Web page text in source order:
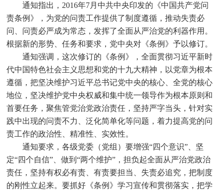
通知指出， 2016年7月中共中央印发的《中国共产党问
责条例》，为党的问责工作提供了制度遵循，推动失责必
问、问责必严成为常态，发挥了全面从严治党的利器作用。
根据新的形势、任务和要求，党中央对《条例》予以修订。
通知强调，这次修订的《条例》，全面贯彻习近平新时
代中国特色社会主义思想和党的十九大精神，以党章为根本
遵循，把坚决维护习近平总书记党中央的核心、全党的核心
地位，坚决维护党中央权威和集中统一领导作为根本原则和
首要任务，聚焦管党治党政治责任，坚持严字当头，针对实
践中出现的问责不力、泛化简单化等问题，着力提高党的问
责工作的政治性、精准性、实效性。
通知要求，各级党委（党组）要增强“四个意识” 、坚
定“四个自信” 、做到“两个维护” ，担负起全面从严治党政治
责任，坚持有权必有责、有责要担当、失责必追究，把制度
的刚性立起来。要抓好《条例》学习宣传和贯彻落实，把学